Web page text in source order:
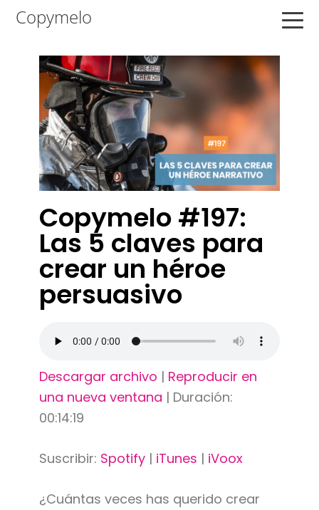
Saltar
navegación
principal
Saltar
contenido
principal
Saltar
principal
Copymelo
Copymelo #197:
Las 5 claves para
crear un héroe
persuasivo
Descargar archivo | Reproducir en
una nueva ventana | Duración:
00:14:19
Suscribir: Spotify| iTunes | iVoox
¿Cuántas veces has querido crear